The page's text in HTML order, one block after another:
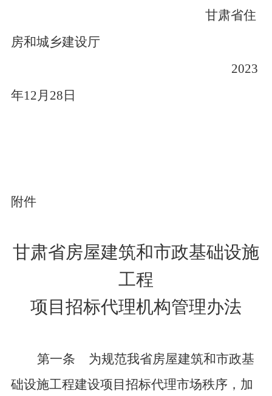
甘肃省住
房和城乡建设厅
2023
年12月28日
附件
甘肃省房屋建筑和市政基础设施
工程
项目招标代理机构管理办法
第一条
为规范我省房屋建筑和市政基
础设施工程建设项目招标代理市场秩序，加